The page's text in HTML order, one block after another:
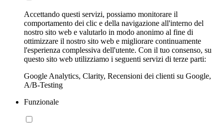
Accettando questi servizi, possiamo monitorare il
comportamento dei clic e della navigazione all'interno del
nostro sito web e valutarlo in modo anonimo al fine di
ottimizzare il nostro sito web e migliorare continuamente
l'esperienza complessiva dell'utente. Con il tuo consenso, su
questo sito web utilizziamo i seguenti servizi di terze parti:
Google Analytics, Clarity, Recensioni dei clienti su Google,
A/B-Testing
Funzionale